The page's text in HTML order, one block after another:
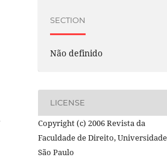
SECTION
Não definido
LICENSE
Copyright (c) 2006 Revista da
Faculdade de Direito,
São Paulo